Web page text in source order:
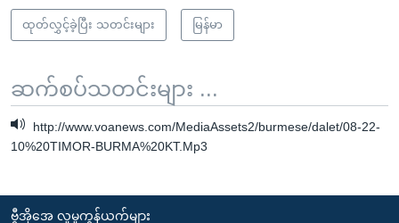
ထုတ်လွှင့်ခဲ့ပြီး သတင်းများ မြန်မာ
ဆက်စပ်သတင်းများ ...
http://www.voanews.com/MediaAssets2/burmese/dalet/08-22-
10%20TIMOR-BURMA%20KT.Mp3
ဗွီအိုအေ လူမှုကွန်ယက်များ